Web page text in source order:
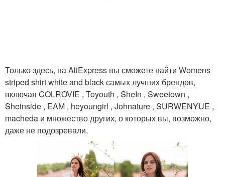
Только здесь, на AliExpress вы сможете найти Womens
striped shirt white and black самых лучших брендов,
включая COLROVIE , Toyouth , SheIn , Sweetown ,
Sheinside , EAM , heyoungirl , Johnature , SURWENYUE ,
macheda и множество других, о которых вы, возможно,
даже не подозревали.